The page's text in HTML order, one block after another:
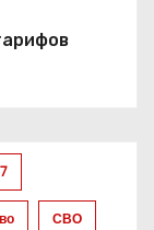
СВО